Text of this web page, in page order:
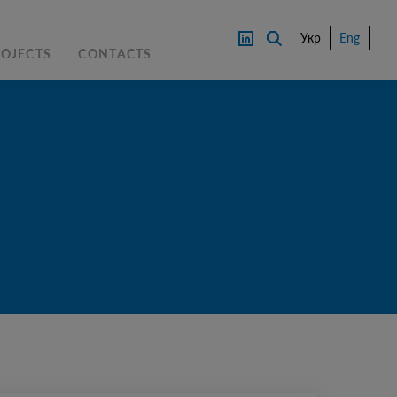
CONTACTS
Eng
Укр